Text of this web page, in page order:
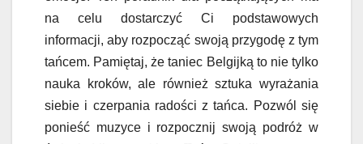
na celu dostarczyć Ci podstawowych
informacji, aby rozpocząć swoją przygodę z tym
tańcem. Pamiętaj, że taniec Belgijką to nie tylko
nauka kroków, ale również sztuka wyrażania
siebie i czerpania radości z tańca. Pozwól się
ponieść muzyce i rozpocznij swoją podróż w